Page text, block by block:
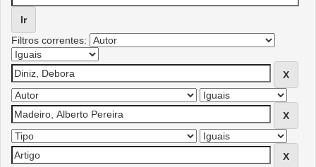
Filtros correntes: